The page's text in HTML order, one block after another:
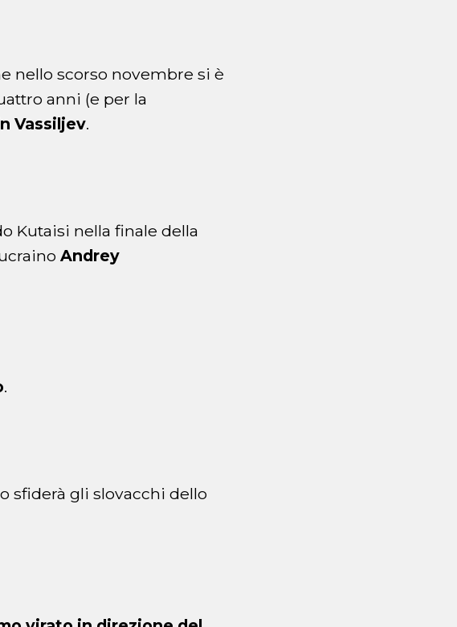
nello scorso novembre si è
anni (e per la
Vassiljev.
Kutaisi nella finale della
Andrey
.
sfiderà gli slovacchi dello